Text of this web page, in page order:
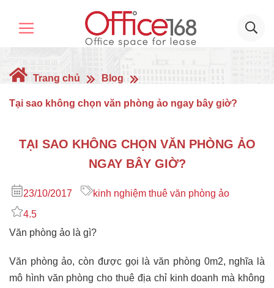
Trang chủ Blog
Tại sao không chọn văn phòng ảo ngay bây giờ?
TẠI SAO KHÔNG CHỌN VĂN PHÒNG ẢO
NGAY BÂY GIỜ?
23/10/2017
kinh nghiệm thuê văn phòng ảo
4.5
Văn phòng ảo là gì?
Văn phòng ảo, còn được gọi là văn phòng 0m2, nghĩa là
mô hình văn phòng cho thuê địa chỉ kinh doanh mà không